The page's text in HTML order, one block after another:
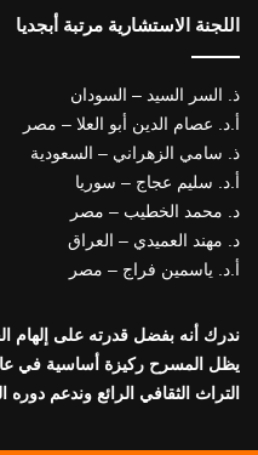
اللجنة الاستشارية مرتبة أبجديا
ذ. السر السيد – السودان
أ.د. عصام الدين أبو العلا – مصر
ذ. سامي الزهراني – السعودية
أ.د. سليم عجاج – سوريا
د. محمد الخطيب – مصر
د. مهند العميدي – العراق
أ.د. ياسمين فراج – مصر
ندرك أنه بفضل قدرته على إلهام
يظل المسرح ركيزة أساسية في
التراث الثقافي الرائع وندعم دوره